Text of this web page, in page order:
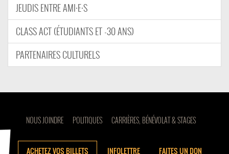
JEUDIS ENTRE AMI·E·S
CLASS ACT (ÉTUDIANTS ET -30 ANS)
PARTENAIRES CULTURELS
NOUS JOINDRE POLITIQUES CARRIÈRES, BÉNÉVOLAT & STAGES
ACHETEZ VOS BILLETS INFOLETTRE FAITES UN DON